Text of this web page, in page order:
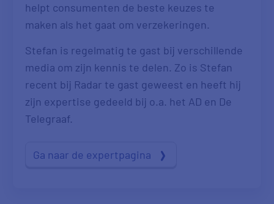
helpt consumenten de beste keuzes te
maken als het gaat om verzekeringen.
Stefan is regelmatig te gast bij verschillende
media om zijn kennis te delen. Zo is Stefan
recent bij Radar te gast geweest en heeft hij
zijn expertise gedeeld bij o.a. het AD en De
Telegraaf.
Ga naar de expertpagina